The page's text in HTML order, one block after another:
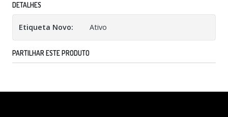
DETALHES
Etiqueta Novo: Ativo
PARTILHAR ESTE PRODUTO